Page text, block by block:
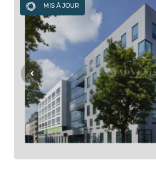
MIS À JOUR